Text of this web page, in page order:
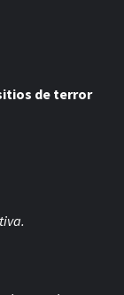
de terror